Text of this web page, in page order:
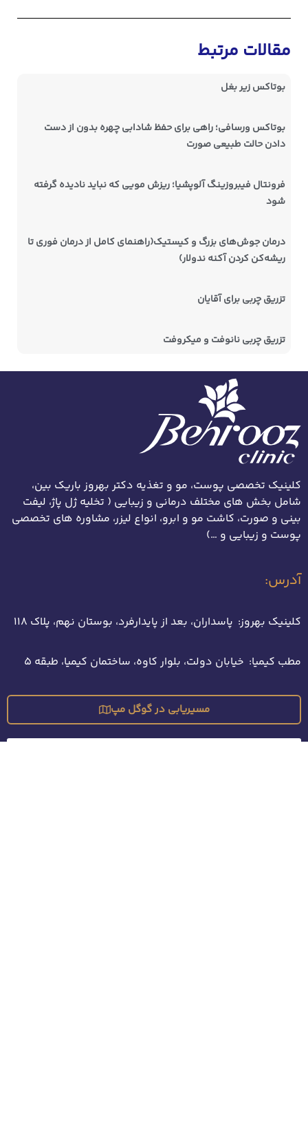
مقالات مرتبط
بوتاکس زیر بغل
بوتاکس ورسافی؛ راهی برای حفظ شادابی چهره بدون از دست
دادن حالت طبیعی صورت
فرونتال فیبروزینگ آلوپشیا؛ ریزش مویی که نباید نادیده گرفته
شود
درمان جوش‌های بزرگ و کیستیک(راهنمای کامل از درمان فوری تا
ریشه‌کن کردن آکنه ندولار)
تزریق چربی برای آقایان
تزریق چربی نانوفت و میکروفت
کلینیک تخصصی پوست، مو و تغذیه دکتر بهروز باریک بین،
شامل بخش های مختلف درمانی و زیبایی ( تخلیه ژل پاژ، لیفت
بینی و صورت، کاشت مو و ابرو، انواع لیزر، مشاوره های تخصصی
پوست و زیبایی و …)
آدرس:
کلینیک بهروز: پاسداران، بعد از پایدارفرد، بوستان نهم، پلاک 118
مطب کیمیا: خیابان دولت، بلوار کاوه، ساختمان کیمیا، طبقه 5
مسیریابی در گوگل مپ